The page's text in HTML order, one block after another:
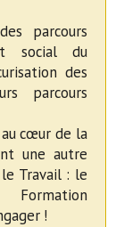
parcours
social du
des
parcours
au cœur de la
une autre
Travail : le
!